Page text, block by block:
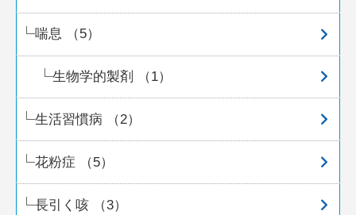
喘息 （5）
生物学的製剤 （1）
生活習慣病 （2）
花粉症 （5）
長引く咳 （3）